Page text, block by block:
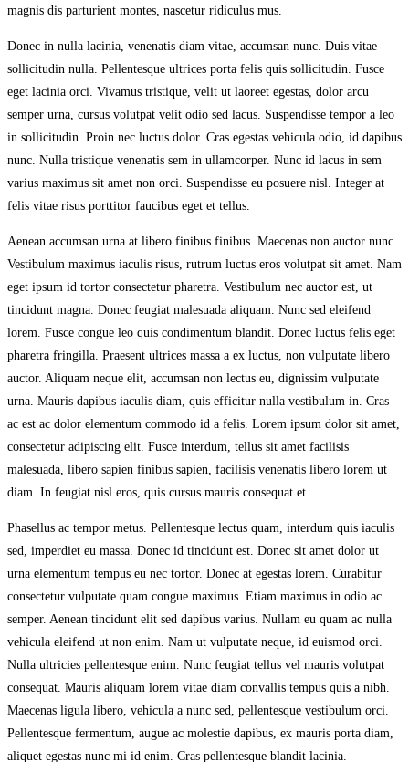
magnis dis parturient montes, nascetur ridiculus mus.
Donec in nulla lacinia, venenatis diam vitae, accumsan nunc. Duis vitae
sollicitudin nulla. Pellentesque ultrices porta felis quis sollicitudin. Fusce
eget lacinia orci. Vivamus tristique, velit ut laoreet egestas, dolor arcu
semper urna, cursus volutpat velit odio sed lacus. Suspendisse tempor a leo
in sollicitudin. Proin nec luctus dolor. Cras egestas vehicula odio, id dapibus
nunc. Nulla tristique venenatis sem in ullamcorper. Nunc id lacus in sem
varius maximus sit amet non orci. Suspendisse eu posuere nisl. Integer at
felis vitae risus porttitor faucibus eget et tellus.
Aenean accumsan urna at libero finibus finibus. Maecenas non auctor nunc.
Vestibulum maximus iaculis risus, rutrum luctus eros volutpat sit amet. Nam
eget ipsum id tortor consectetur pharetra. Vestibulum nec auctor est, ut
tincidunt magna. Donec feugiat malesuada aliquam. Nunc sed eleifend
lorem. Fusce congue leo quis condimentum blandit. Donec luctus felis eget
pharetra fringilla. Praesent ultrices massa a ex luctus, non vulputate libero
auctor. Aliquam neque elit, accumsan non lectus eu, dignissim vulputate
urna. Mauris dapibus iaculis diam, quis efficitur nulla vestibulum in. Cras
ac est ac dolor elementum commodo id a felis. Lorem ipsum dolor sit amet,
consectetur adipiscing elit. Fusce interdum, tellus sit amet facilisis
malesuada, libero sapien finibus sapien, facilisis venenatis libero lorem ut
diam. In feugiat nisl eros, quis cursus mauris consequat et.
Phasellus ac tempor metus. Pellentesque lectus quam, interdum quis iaculis
sed, imperdiet eu massa. Donec id tincidunt est. Donec sit amet dolor ut
urna elementum tempus eu nec tortor. Donec at egestas lorem. Curabitur
consectetur vulputate quam congue maximus. Etiam maximus in odio ac
semper. Aenean tincidunt elit sed dapibus varius. Nullam eu quam ac nulla
vehicula eleifend ut non enim. Nam ut vulputate neque, id euismod orci.
Nulla ultricies pellentesque enim. Nunc feugiat tellus vel mauris volutpat
consequat. Mauris aliquam lorem vitae diam convallis tempus quis a nibh.
Maecenas ligula libero, vehicula a nunc sed, pellentesque vestibulum orci.
Pellentesque fermentum, augue ac molestie dapibus, ex mauris porta diam,
aliquet egestas nunc mi id enim. Cras pellentesque blandit lacinia.